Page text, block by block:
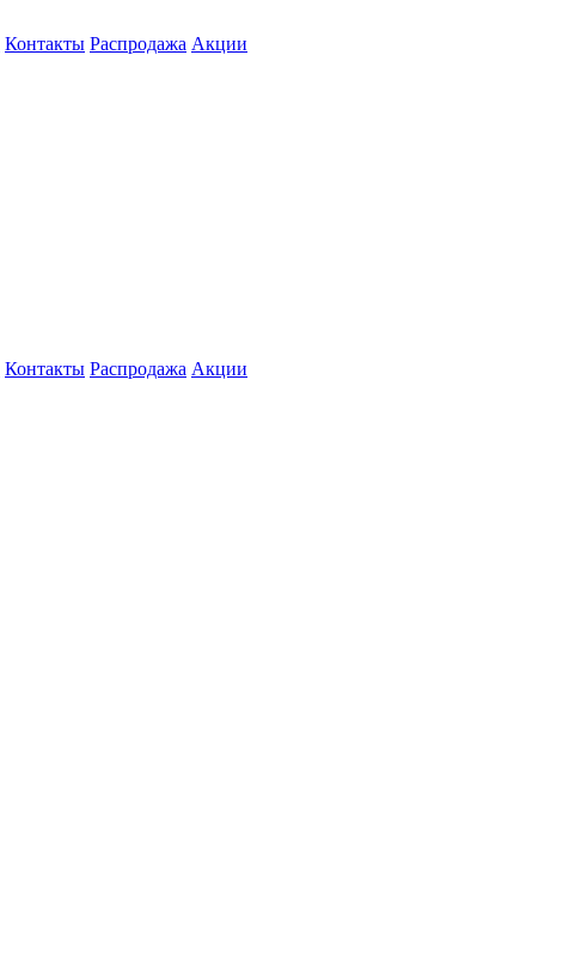
Контакты Распродажа Акции
Контакты Распродажа Акции